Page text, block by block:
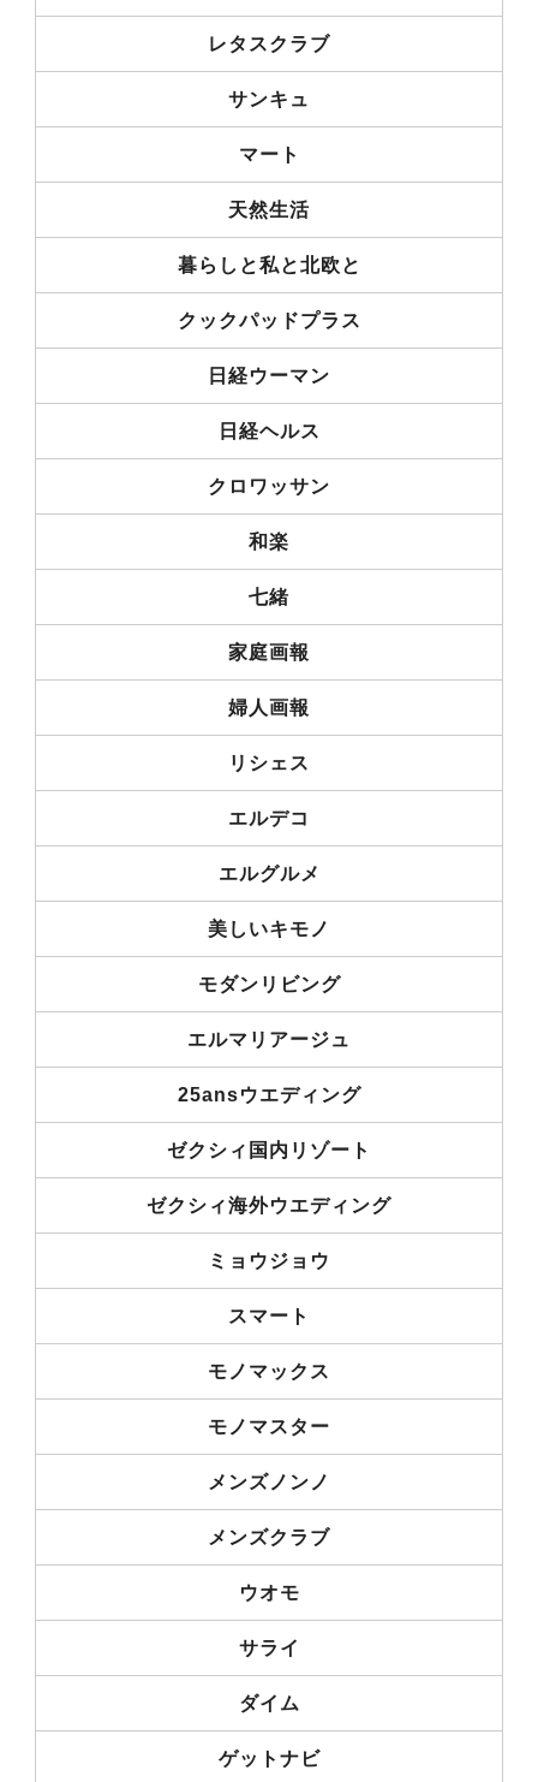
レタスクラブ
サンキュ
マート
天然生活
暮らしと私と北欧と
クックパッドプラス
日経ウーマン
日経ヘルス
クロワッサン
和楽
七緒
家庭画報
婦人画報
リシェス
エルデコ
エルグルメ
美しいキモノ
モダンリビング
エルマリアージュ
25ansウエディング
ゼクシィ国内リゾート
ゼクシィ海外ウエディング
ミョウジョウ
スマート
モノマックス
モノマスター
メンズノンノ
メンズクラブ
ウオモ
サライ
ダイム
ゲットナビ